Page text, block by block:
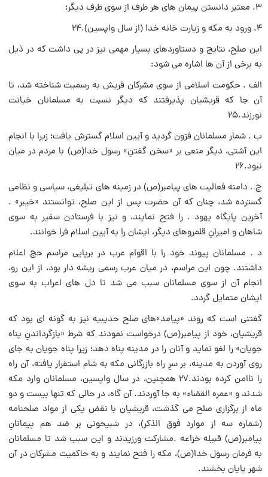
۳. معتبر دانستن پیمان هاى هر طرف از سوى طرف دیگر؛
۴. ورود به مکه و زیارت خانه خدا (از سال واپسین).۲۴
این صلح، نتایج و دستاوردهاى بسیار مهمى نیز در پى داشت که در ذیل
به برخى از آن ها اشاره مى شود:
الف . حکومت اسلامى از سوى مشرکان قریش به رسمیت شناخته شد، تا
آن جا که قریشیان پذیرفتند که دیگر نسبت به مسلمانان خیانت
نورزند.۲۵
ب . شمار مسلمانان فزون گردید و آیین اسلام گسترش یافت؛ زیرا با انجام
این آشتى، دیگر منعى بر «سخن گفتنِ» رسول خدا(ص) با مردم در میان
نبود.۲۶
ج . دامنه فعالیت هاى پیامبر(ص) در زمینه هاى تبلیغى، سیاسى و نظامى
گسترده شد، چنان که آن حضرت پس از این صلح، توانستند «خیبر» .
آخرین پایگاه یهود . را فتح نمایند، و نیز با فرستادن سفیر به سوى
شاهان و امیرانِ قلمروهاى دیگر، ایشان را به آیین اسلام فرا خوانند.
د . مسلمانان پیوند خود را با اقوام عرب در برپایى مراسم حج اعلام
داشتند. چون این مراسم، در میان عرب رسمى ریشه دار بود، از این رو،
انجام آن از سوى مسلمانان سبب مى شد تا دل هاى اعراب به سوى
ایشان متمایل گردد.
گفتنى است که روند «پیامد»هاى صلح حدیبیه نیز به گونه اى بود که
قریشیان، خود از پیامبر(ص) درخواست نمودند که شرط «بازگرداندنِ پناه
جویان» را لغو نماید و آنان را در مدینه پناه دهد؛ زیرا پناه جویان به جاى
روى آوردن به مدینه، بر سرِ راه بازرگانى مکه به شام استقرار یافته، آن راه
را ناامن کرده بودند.۲۷ همچنین، در سال واپسین، مسلمانان وارد مکه
شدند و «عمره القضاء» به جا آوردند. آن گاه، در حالى که تنها بیست و دو
ماه از برگزارى صلح مى گذشت، قریشیان با نقض یکى از مواد صلحنامه
(شماره سه از موارد فوق الذکر)، در شبیخونى بر ضد هم پیمانانِ
پیامبر(ص) قبیله خزاعه .مشارکت ورزیدند و این سبب شد تا مسلمانان
به فرمان رسول خدا(ص)، مکه را فتح نمایند و به حاکمیت مشرکان در آن
شهر پایان بخشند.